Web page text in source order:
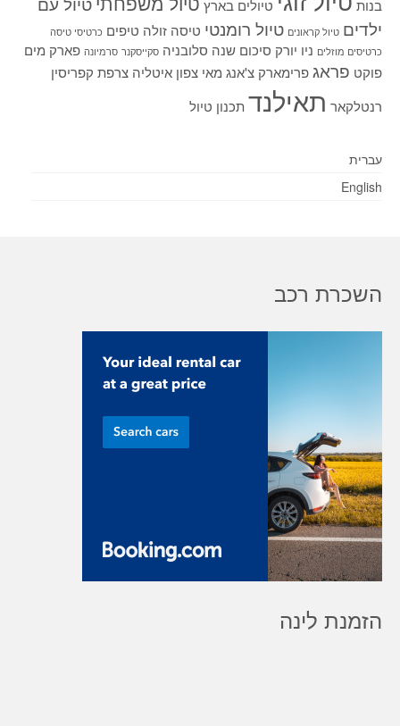
בנות
טיולים בארץ
ילדים טיול קראונים טיול רומנטי טיסה זולה טיפים כרטיסי טיסה
כרטיסים מוזלים ניו יורק סיכום שנה סלובניה סקייסקנר סרמיונה פארק מים
פוקט פראג פרימארק צ'אנג מאי צפון איטליה צרפת קפריסין
רנטלקאר תאילנדתכנון טיול
עברית
English
השכרת רכב
הזמנת לינה